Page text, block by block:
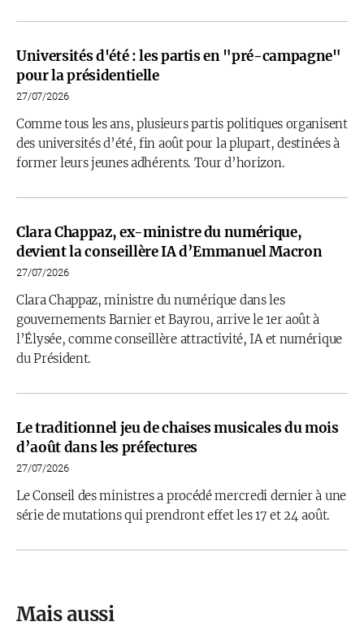
Universités d'été : les partis en "pré-campagne"
pour la présidentielle
27/07/2026
Comme tous les ans, plusieurs partis politiques organisent
des universités d’été, fin août pour la plupart, destinées à
former leurs jeunes adhérents. Tour d’horizon.
Clara Chappaz, ex-ministre du numérique,
devient la conseillère IA d’Emmanuel Macron
27/07/2026
Clara Chappaz, ministre du numérique dans les
gouvernements Barnier et Bayrou, arrive le 1er août à
l’Élysée, comme conseillère attractivité, IA et numérique
du Président.
Le traditionnel jeu de chaises musicales du mois
d’août dans les préfectures
27/07/2026
Le Conseil des ministres a procédé mercredi dernier à une
série de mutations qui prendront effet les 17 et 24 août.
Mais aussi